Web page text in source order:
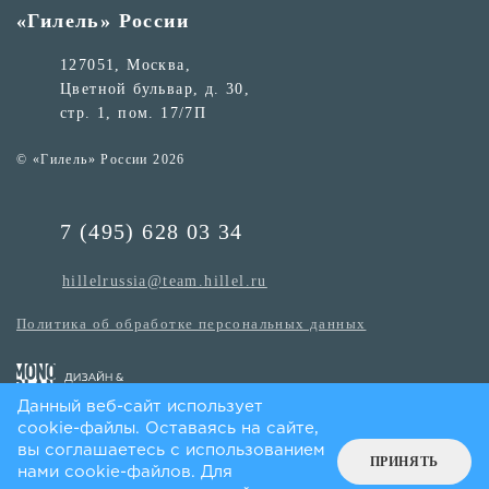
«Гилель» России
127051, Москва,
Цветной бульвар, д. 30,
стр. 1, пом. 17/7П
© «Гилель» России 2026
7 (495) 628 03 34
hillelrussia@team.hillel.ru
Политика об обработке персональных данных
Данный веб-сайт использует
cookie-файлы. Оставаясь на сайте,
вы соглашаетесь с использованием
нами cookie-файлов. Для
ПРИНЯТЬ